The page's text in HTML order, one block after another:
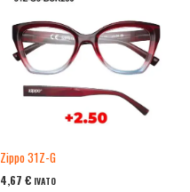
Zippo 31Z-G
4,67 € IVATO